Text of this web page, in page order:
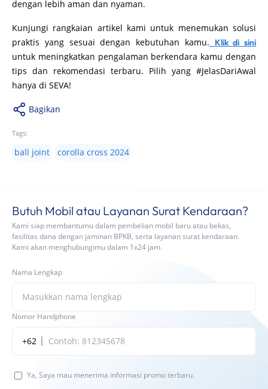
dengan lebih aman dan nyaman.
Kunjungi rangkaian artikel kami untuk menemukan solusi
praktis yang sesuai dengan kebutuhan kamu.
Klik di sini
untuk meningkatkan pengalaman berkendara kamu dengan
tips dan rekomendasi terbaru. Pilih yang #JelasDariAwal
hanya di SEVA!
Bagikan
Tags:
ball joint corolla cross 2024
Butuh Mobil atau Layanan Surat Kendaraan?
Kami siap membantumu dalam pembelian mobil baru atau bekas,
fasilitas dana dengan jaminan BPKB, serta layanan surat kendaraan.
Kami akan menghubungimu dalam 1x24 jam.
Nama Lengkap
Nomor Handphone
+62
Ya, Saya mau menerima informasi promo terbaru.